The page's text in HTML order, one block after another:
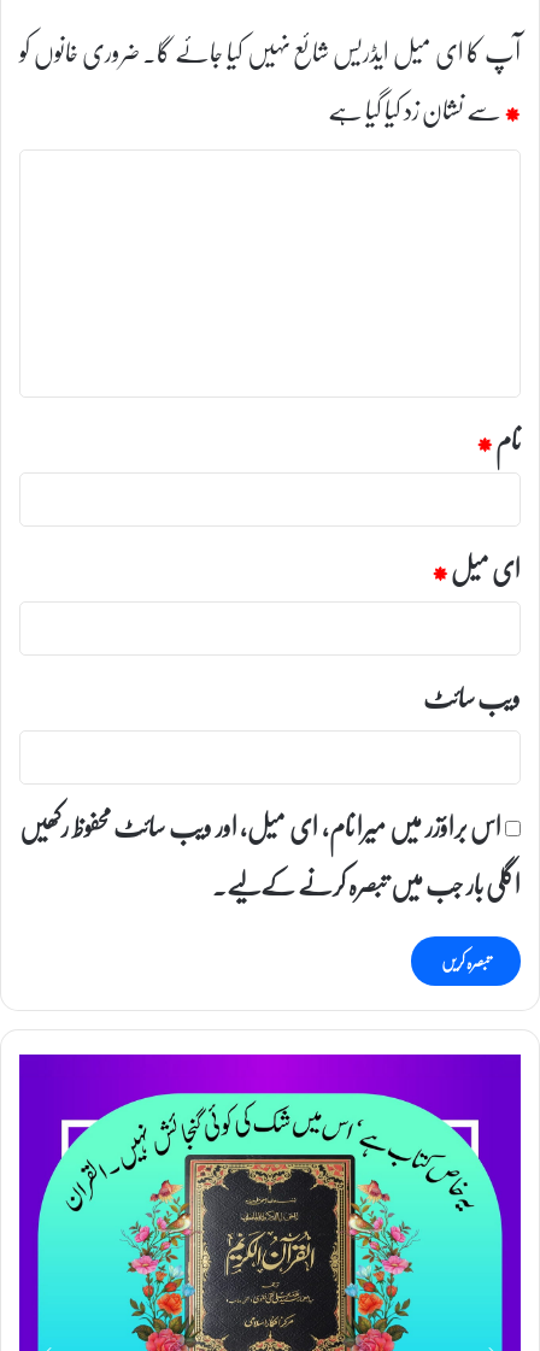
آپ کا ای میل ایڈریس شائع نہیں کیا جائے گا۔ضروری خانوں کو
*سے نشان زد کیا گیا ہے
ت
نام*
ای میل*
ویب‌ سائٹ
اس براؤزر میں میرا نام، ای میل، اور ویب سائٹ محفوظ رکھیں
اگلی بار جب میں تبصرہ کرنے کےلیے۔